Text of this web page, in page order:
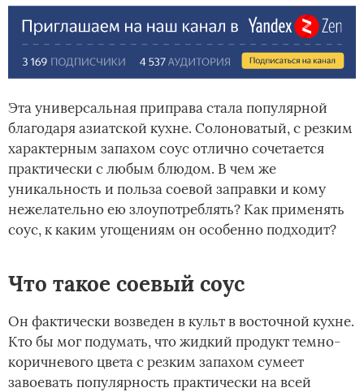
Эта универсальная приправа стала популярной
благодаря азиатской кухне. Солоноватый, с резким
характерным запахом соус отлично сочетается
практически с любым блюдом. В чем же
уникальность и польза соевой заправки и кому
нежелательно ею злоупотреблять? Как применять
соус, к каким угощениям он особенно подходит?
Что такое соевый соус
Он фактически возведен в культ в восточной кухне.
Кто бы мог подумать, что жидкий продукт темно-
коричневого цвета с резким запахом сумеет
завоевать популярность практически на всей